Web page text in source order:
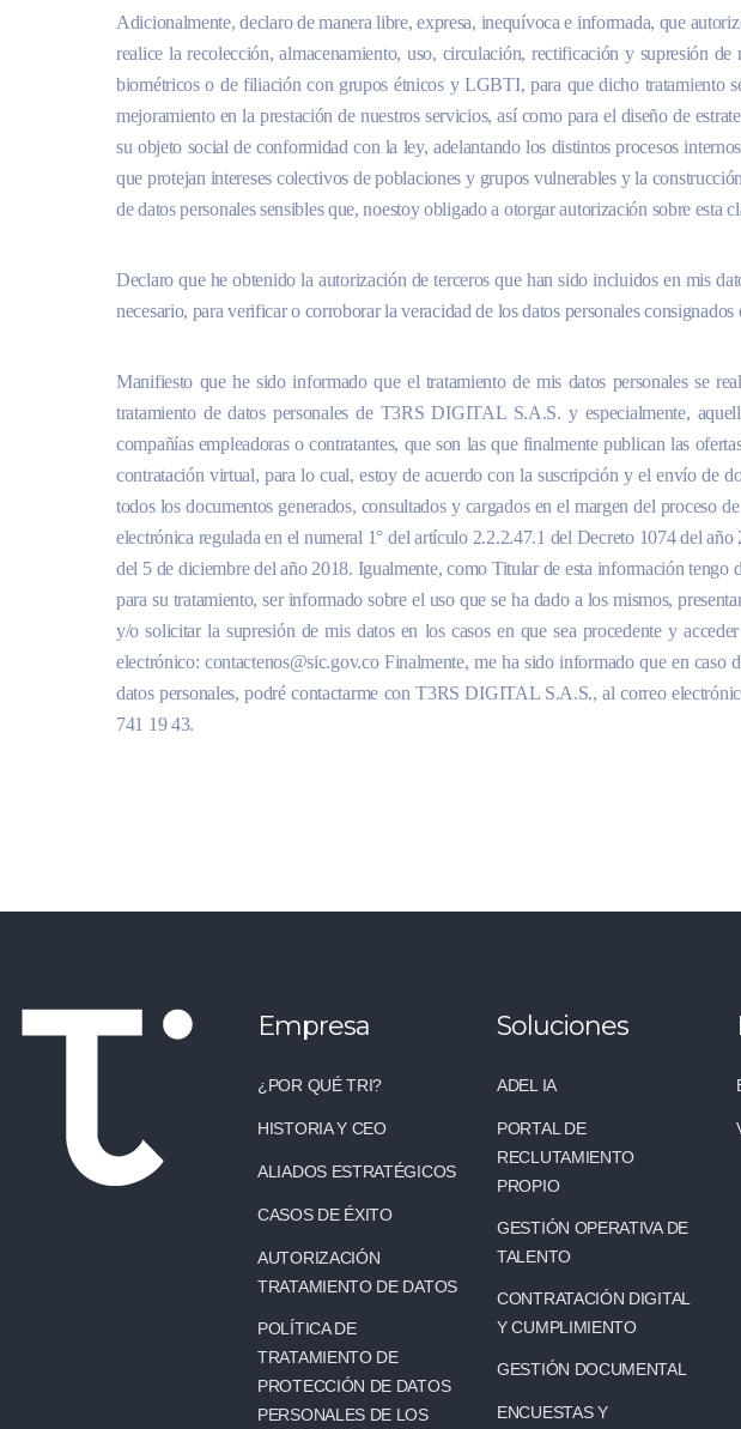
Adicionalmente, declaro de manera libre, expresa, inequívoca e informada, que
realice la recolección, almacenamiento, uso, circulación, rectificación y supresión
biométricos o de filiación con grupos étnicos y LGBTI, para que dicho
mejoramiento en la prestación de nuestros servicios, así como para el diseño de
su objeto social de conformidad con la ley, adelantando los distintos procesos
que protejan intereses colectivos de poblaciones y grupos vulnerables y la
de datos personales sensibles que, noestoy obligado a otorgar autorización sobre esta
Declaro que he obtenido la autorización de terceros que han sido incluidos en mis
necesario, para verificar o corroborar la veracidad de los datos personales
Manifiesto que he sido informado que el tratamiento de mis datos personales se
tratamiento de datos personales de T3RS DIGITAL S.A.S. y especialmente,
compañías empleadoras o contratantes, que son las que finalmente publican las
contratación virtual, para lo cual, estoy de acuerdo con la suscripción y el envío de
todos los documentos generados, consultados y cargados en el margen del
electrónica regulada en el numeral 1° del artículo 2.2.2.47.1 del Decreto 1074 del
del 5 de diciembre del año 2018. Igualmente, como Titular de esta información tengo
para su tratamiento, ser informado sobre el uso que se ha dado a los mismos,
y/o solicitar la supresión de mis datos en los casos en que sea procedente y
electrónico: contactenos@sic.gov.co Finalmente, me ha sido informado que en
datos personales, podré contactarme con T3RS DIGITAL S.A.S., al correo
741 19 43.
Empresa
¿POR QUÉ TRI?
HISTORIA Y CEO
ALIADOS ESTRATÉGICOS
CASOS DE ÉXITO
AUTORIZACIÓN
TRATAMIENTO DE DATOS
POLÍTICA DE
TRATAMIENTO DE
PROTECCIÓN DE DATOS
PERSONALES DE LOS
Soluciones
ADEL IA
PORTAL DE
RECLUTAMIENTO
PROPIO
GESTIÓN OPERATIVA DE
TALENTO
CONTRATACIÓN DIGITAL
Y CUMPLIMIENTO
GESTIÓN DOCUMENTAL
ENCUESTAS Y